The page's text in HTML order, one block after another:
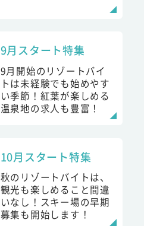
9月スタート特集
9月開始のリゾートバイ
トは未経験でも始めやす
い季節！紅葉が楽しめる
温泉地の求人も豊富！
10月スタート特集
秋のリゾートバイトは、
観光も楽しめること間違
いなし！スキー場の早期
募集も開始します！